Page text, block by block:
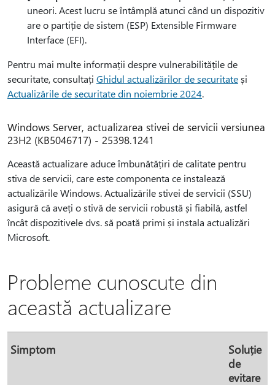
uneori. Acest lucru se întâmplă atunci când un dispozitiv
are o partiție de sistem (ESP) Extensible Firmware
Interface (EFI).
Pentru mai multe informații despre vulnerabilitățile de
securitate, consultați Ghidul actualizărilor de securitateși
Actualizările de securitate din noiembrie 2024.
Windows Server, actualizarea stivei de servicii versiunea
23H2 (KB5046717) - 25398.1241
Această actualizare aduce îmbunătățiri de calitate pentru
stiva de servicii, care este componenta ce instalează
actualizările Windows. Actualizările stivei de servicii (SSU)
asigură că aveți o stivă de servicii robustă și fiabilă, astfel
încât dispozitivele dvs. să poată primi și instala actualizări
Microsoft.
Probleme cunoscute din
această actualizare
Simptom
Soluție
de
evitare